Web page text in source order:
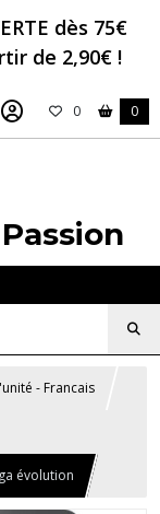
dès 75€
de 2,90€ !
0 0
- Francais
évolution